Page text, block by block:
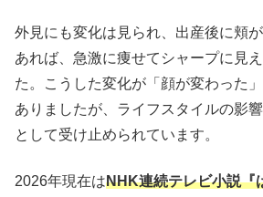
外見にも変化は見られ、出産後に頬
あれば、急激に痩せてシャープに見
た。こうした変化が「顔が変わった
ありましたが、ライフスタイルの影
として受け止められています。
2026年現在はNHK連続テレビ小説『